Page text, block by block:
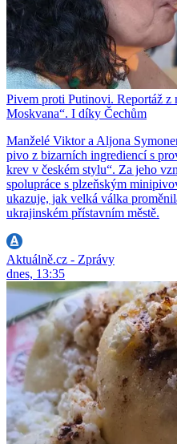
Pivem proti Putinovi. Reportáž z
Moskvana“. I díky Čechům
Manželé Viktor a Aljona
pivo z bizarních ingrediencí s
krev v českém stylu“. Za jeho
spolupráce s plzeňským
ukazuje, jak velká válka
ukrajinském přístavním městě.
Aktuálně.cz - Zprávy
dnes, 13:35